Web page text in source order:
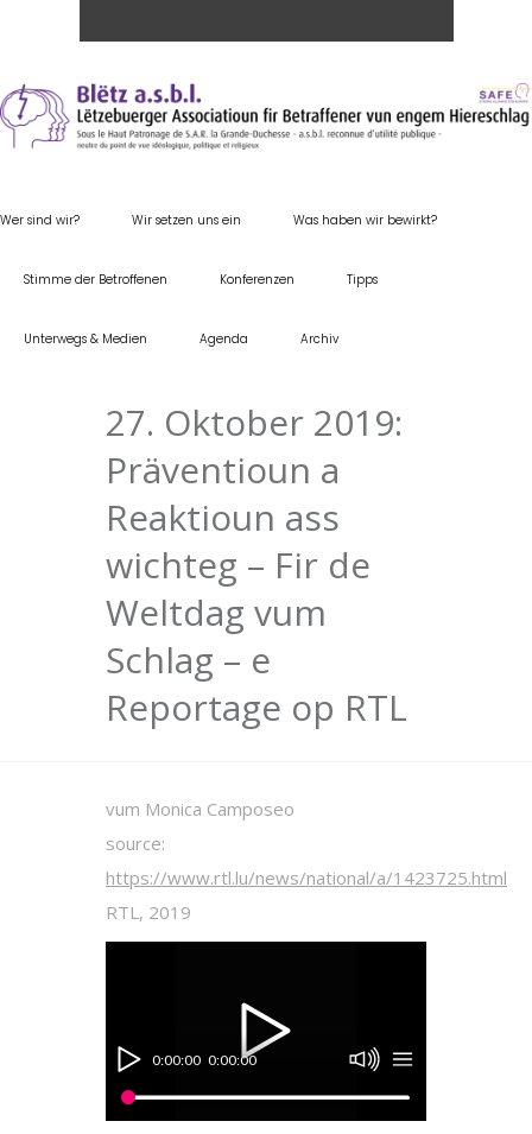
Wer sind wir? Wir setzen uns ein Was haben wir bewirkt?
Stimme der Betroffenen Konferenzen Tipps
Unterwegs & Medien Agenda Archiv
27. Oktober 2019:
Präventioun a
Reaktioun ass
wichteg – Fir de
Weltdag vum
Schlag – e
Reportage op RTL
vum Monica Camposeo
source:
https://www.rtl.lu/news/national/a/1423725.html
RTL, 2019
0:00:00 0:00:00